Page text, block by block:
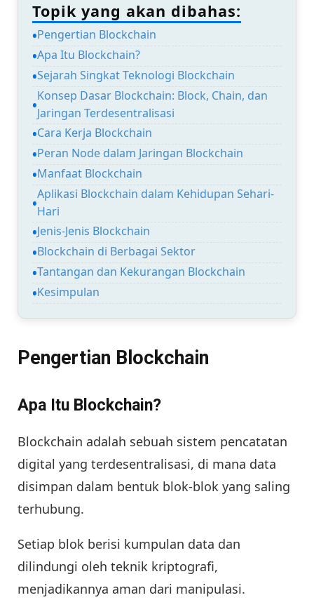
Topik yang akan dibahas:
Pengertian Blockchain
Apa Itu Blockchain?
Sejarah Singkat Teknologi Blockchain
Konsep Dasar Blockchain: Block, Chain, dan
Jaringan Terdesentralisasi
Cara Kerja Blockchain
Peran Node dalam Jaringan Blockchain
Manfaat Blockchain
Aplikasi Blockchain dalam Kehidupan Sehari-
Hari
Jenis-Jenis Blockchain
Blockchain di Berbagai Sektor
Tantangan dan Kekurangan Blockchain
Kesimpulan
Pengertian Blockchain
Apa Itu Blockchain?
Blockchain adalah sebuah sistem pencatatan
digital yang terdesentralisasi, di mana data
disimpan dalam bentuk blok-blok yang saling
terhubung.
Setiap blok berisi kumpulan data dan
dilindungi oleh teknik kriptografi,
menjadikannya aman dari manipulasi.